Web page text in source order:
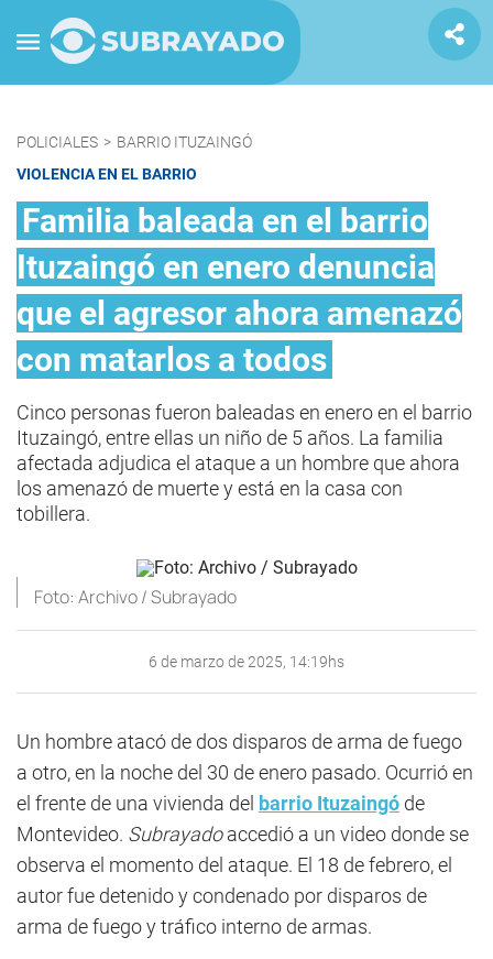
POLICIALES > BARRIO ITUZAINGÓ
VIOLENCIA EN EL BARRIO
Familia baleada en el barrio
Ituzaingó en enero denuncia
que el agresor ahora amenazó
con matarlos a todos
Cinco personas fueron baleadas en enero en el barrio
Ituzaingó, entre ellas un niño de 5 años. La familia
afectada adjudica el ataque a un hombre que ahora
los amenazó de muerte y está en la casa con
tobillera.
Foto: Archivo / Subrayado
6 de marzo de 2025, 14:19hs
Un hombre atacó de dos disparos de arma de fuego
a otro, en la noche del 30 de enero pasado. Ocurrió en
el frente de una vivienda del barrio Ituzaingó de
Montevideo. Subrayadoaccedió a un video donde se
observa el momento del ataque. El 18 de febrero, el
autor fue detenido y condenado por disparos de
arma de fuego y tráfico interno de armas.